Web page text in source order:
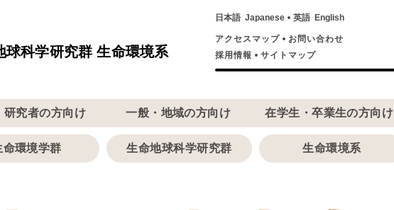
球科学研究群 生命環境系
日本語 Japanese 英語 English
アクセスマップ
お問い合わせ
採用情報
サイトマップ
研究者の方向け 一般・地域の方向け 在学生・卒業生の方向け
命環境学群 生命地球科学研究群 生命環境系